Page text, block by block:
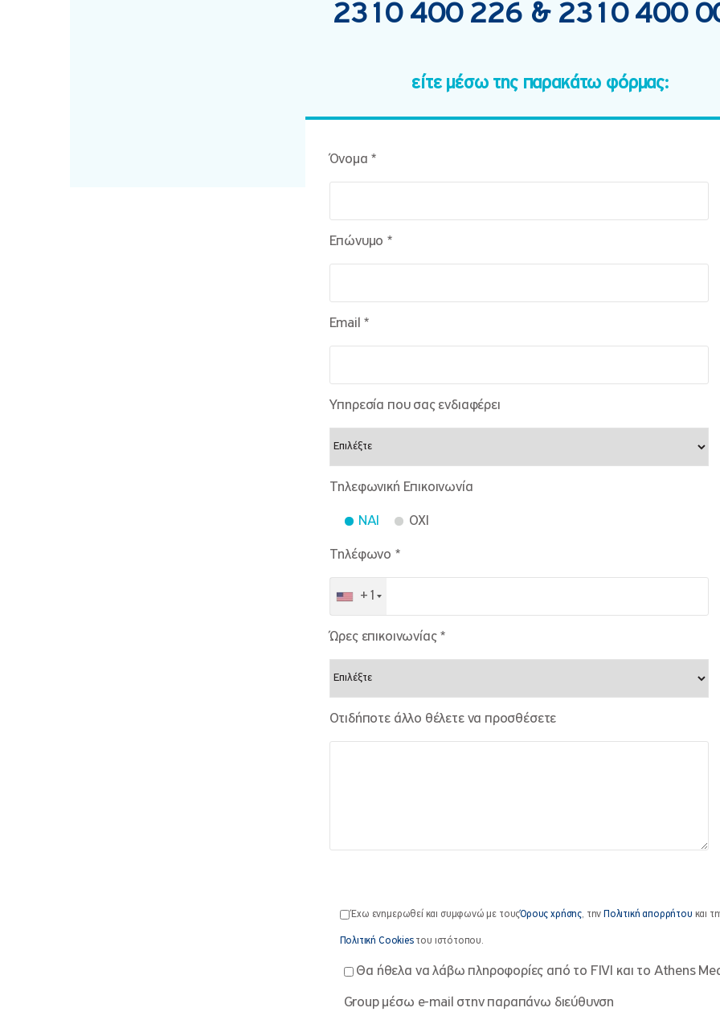
2310 400 226 & 2310 400
είτε μέσω της παρακάτω φόρμας:
Όνομα *
Επώνυμο *
Email *
Υπηρεσία που σας ενδιαφέρει
Τηλεφωνική Επικοινωνία
NAI OXI
Τηλέφωνο *
+1
Ώρες επικοινωνίας *
Οτιδήποτε άλλο θέλετε να προσθέσετε
Έχω ενημερωθεί και συμφωνώ με τουςΌρους χρήσης, την Πολιτική απορρήτου και
Πολιτική Cookiesτου ιστότοπου.
Θα ήθελα να λάβω πληροφορίες από το FIVI και το Athens
Group μέσω e-mail στην παραπάνω διεύθυνση